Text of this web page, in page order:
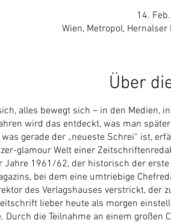
14.
Wien, Metropol,
Über
alles bewegt sich – in den Medien,
wird das entdeckt, was man
was gerade der „neueste Schrei“ ist,
glamour Welt einer
Jahre 1961/62, der historisch der
bei dem eine umtriebige
des Verlagshauses verstrickt, der
lieber heute als morgen
Durch die Teilnahme an einem